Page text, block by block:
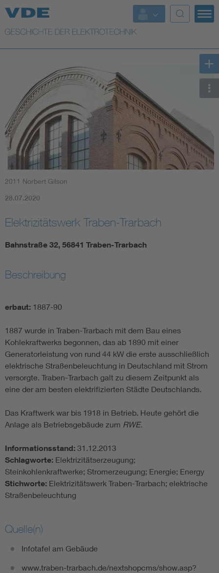
Top Themen
Weitere Themen
2011 Norbert Gilson
28.07.2020
Elektrizitätswerk Traben-Trarbach
Bahnstraße 32, 56841 Traben-Trarbach
Beschreibung
erbaut: 1887-90
1887 wurde in Traben-Trarbach mit dem Bau eines
Kohlekraftwerks begonnen, das ab 1890 mit einer
Generatorleistung von rund 44 kW die erste ausschließlich
elektrische Straßenbeleuchtung in Deutschland mit Strom
versorgte. Traben-Trarbach galt zu diesem Zeitpunkt als
eine der am besten elektrifizierten Städte Deutschlands.
Das Kraftwerk war bis 1918 in Betrieb. Heute gehört die
Anlage als Betriebsgebäude zum RWE.
Informationsstand: 31.12.2013
Schlagworte: Elektrizitätserzeugung;
Steinkohlenkraftwerke; Stromerzeugung; Energie; Energy
Stichworte: Elektrizitätswerk Traben-Trarbach; elektrische
Straßenbeleuchtung
Quelle(n)
Infotafel am Gebäude
www.traben-trarbach.de/nextshopcms/show.asp?